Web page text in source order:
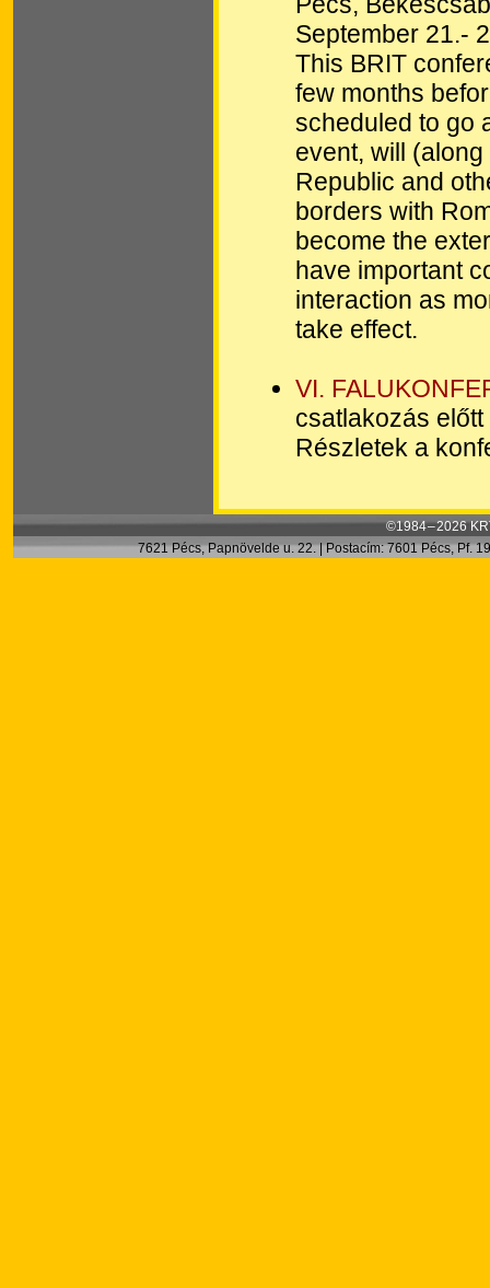
September 21.-
This BRIT
few months
scheduled to go
event, will
Republic and
borders with
become the
have important
interaction as
take effect.
VI.
csatlakozás
Részletek a
©1984 – 2026
7621 Pécs, Papnövelde u. 22. | Postacím: 7601 Pécs, Pf.